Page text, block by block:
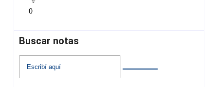
0
Buscar notas